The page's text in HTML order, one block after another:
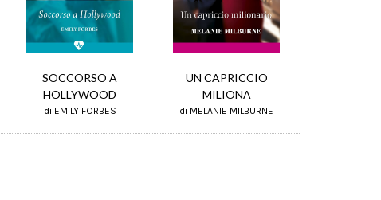
SOCCORSO A
HOLLYWOOD
di EMILY FORBES
UN CAPRICCIO
MILIONA
di MELANIE MILBURNE